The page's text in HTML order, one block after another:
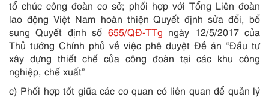
tổ chức công đoàn cơ sở; phối hợp với Tổng Liên đoàn
lao động Việt Nam hoàn thiện Quyết định sửa đổi, bổ
sung Quyết định số 655/QĐ-TTg ngày 12/5/2017 của
Thủ tướng Chính phủ về việc phê duyệt Đề án “Đầu tư
xây dựng thiết chế của công đoàn tại các khu công
nghiệp, chế xuất”
c) Phối hợp tốt giữa các cơ quan có liên quan để quản lý